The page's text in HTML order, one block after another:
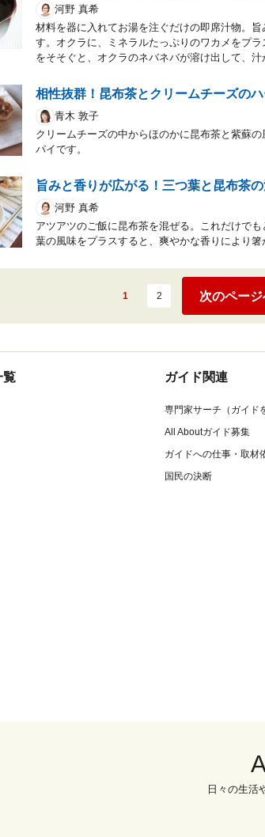
河野 真希
材料を器に入れてお湯を注ぐだけの即席汁物。
す。オクラに、ミネラルたっぷりのワカメをプ
をそそぐと、オクラのネバネバが溶け出して、
相性抜群！昆布茶とクリームチーズの
青木 敦子
クリームチーズの中からほのかに昆布茶と紫蘇
パイです。
旨みと香りが広がる！三つ葉と昆布茶
河野 真希
アツアツのご飯に昆布茶を混ぜる。これだけで
葉の風味をプラスすると、爽やかな香りにより箸
1 2 次のページ
覧 ガイド関連
専門家サーチ（ガイド
All Aboutガイド募集
ガイドへの仕事・取材
国民の決断
日々の生活